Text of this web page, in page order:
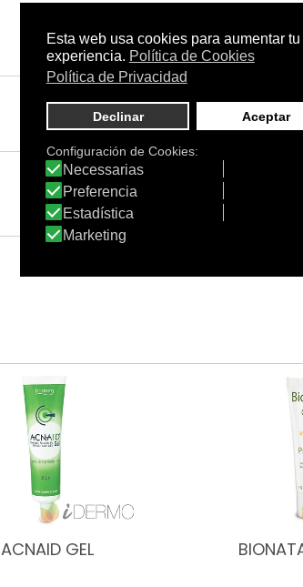
- C.N.:
ACNAID GEL